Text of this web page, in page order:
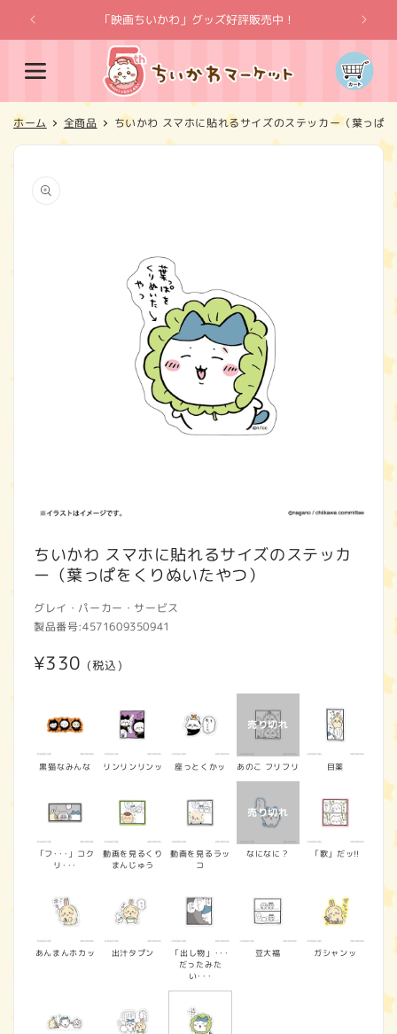
ンツに
進む
「映画ちいかわ」グッズ好評販売中！
カ
ー
ト
ホーム 全商品 ちいかわ スマホに貼れるサイズのステッカー（葉っぱ
報にス
キップ
ちいかわ スマホに貼れるサイズのステッカ
ー（葉っぱをくりぬいたやつ）
グレイ・パーカー・サービス
製品番号:4571609350941
通
価
¥330 (税込)
黒猫なみんな リンリンリンッ 座っとくかッ あのこ フリフリ 目薬
「フ･･･」コク
リ･･･
動画を見るくり
まんじゅう
動画を見るラッ
コ
なになに？ 「歌」だッ!!
あんまんホカッ 出汁タプン
「出し物」･･･
だったみた
い･･･
豆大福 ガシャンッ